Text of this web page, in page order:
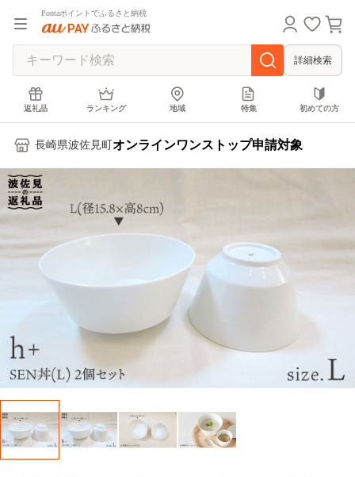
Pontaポイントでふるさと納税
詳細検索
返礼品 ランキング 地域 特集 初めての方
長崎県波佐見町 オンラインワンストップ申請対象